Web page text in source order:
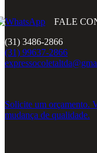
FALE
(31) 3486-2866
(31) 99637-2866
Solicite um orçamento.
mudança de qualidade.